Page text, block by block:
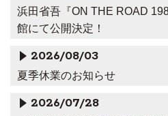
浜田省吾『ON THE ROAD
館にて公開決定！
2026/08/03
夏季休業のお知らせ
2026/07/28